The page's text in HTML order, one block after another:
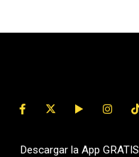
Descargar la App GRATIS